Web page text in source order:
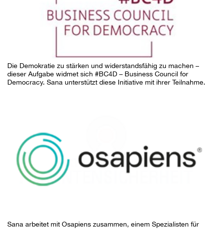
Die Demokratie zu stärken und widerstandsfähig zu machen –
dieser Aufgabe widmet sich #BC4D – Business Council for
Democracy. Sana unterstützt diese Initiative mit ihrer Teilnahme.
Sana arbeitet mit Osapiens zusammen, einem Spezialisten für